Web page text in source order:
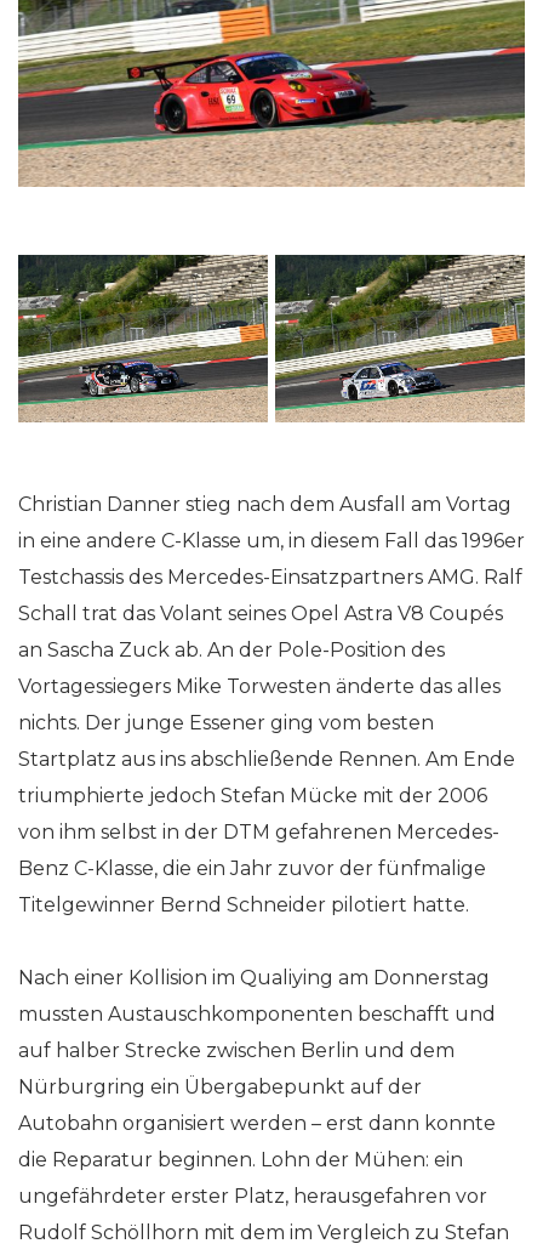
Christian Danner stieg nach dem Ausfall am Vortag
in eine andere C-Klasse um, in diesem Fall das 1996er
Testchassis des Mercedes-Einsatzpartners AMG. Ralf
Schall trat das Volant seines Opel Astra V8 Coupés
an Sascha Zuck ab. An der Pole-Position des
Vortagessiegers Mike Torwesten änderte das alles
nichts. Der junge Essener ging vom besten
Startplatz aus ins abschließende Rennen. Am Ende
triumphierte jedoch Stefan Mücke mit der 2006
von ihm selbst in der DTM gefahrenen Mercedes-
Benz C-Klasse, die ein Jahr zuvor der fünfmalige
Titelgewinner Bernd Schneider pilotiert hatte.
Nach einer Kollision im Qualiying am Donnerstag
mussten Austauschkomponenten beschafft und
auf halber Strecke zwischen Berlin und dem
Nürburgring ein Übergabepunkt auf der
Autobahn organisiert werden – erst dann konnte
die Reparatur beginnen. Lohn der Mühen: ein
ungefährdeter erster Platz, herausgefahren vor
Rudolf Schöllhorn mit dem im Vergleich zu Stefan